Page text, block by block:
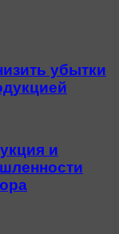
убытки
и